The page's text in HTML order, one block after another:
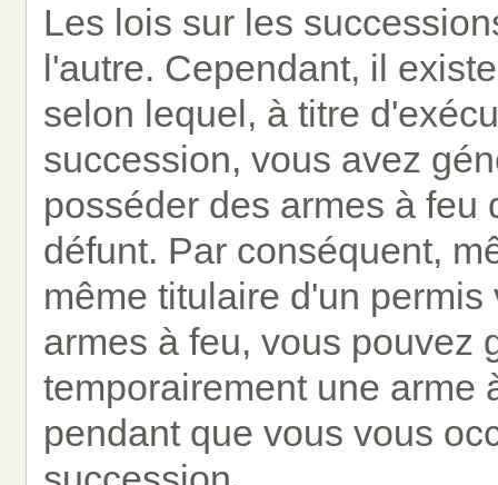
Les lois sur les
l'autre. Cependant, il
selon lequel, à titre
succession, vous avez
posséder des armes à
défunt. Par conséquent,
même titulaire d'un
armes à feu, vous pouvez
temporairement une arme
pendant que vous vous